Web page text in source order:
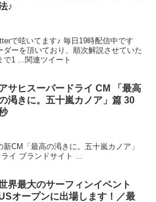
♪
で呟いてます♪ 毎日19時配信中です
ーを頂いており、順次解説させていた
で1 ...関連ツイート
サヒスーパードライ CM 「最高
渇きに。五十嵐カノア」篇 30
新CM「最高の渇きに。五十嵐カノア」
イ ブランドサイト ...
界最大のサーフィンイベント
オープンに出場します！／最